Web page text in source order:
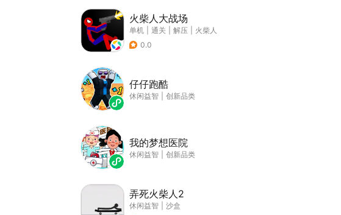
火柴人大战场
单机 通关 解压
火柴人
0.0
仔仔跑酷
休闲益智 创新品类
我的梦想医院
休闲益智 创新品类
弄死火柴人2
休闲益智
沙盒